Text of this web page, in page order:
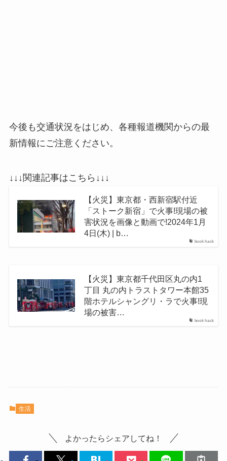
今後も交通状況をはじめ、各種報道機関からの最
新情報にご注意ください。
↓↓↓関連記事はこちら↓↓↓
book hack
【火災】東京都・西新宿駅付近
「ストーク新宿」で火事!現場の被
害状況を画像と動画で!2024年1月
4日(木) | b…
book hack
【火災】東京都千代田区丸の内1
丁目 丸の内トラストタワー本館35
階ホテルシャングリ・ラで火事!現
場の被害…
生活
よかったらシェアしてね！